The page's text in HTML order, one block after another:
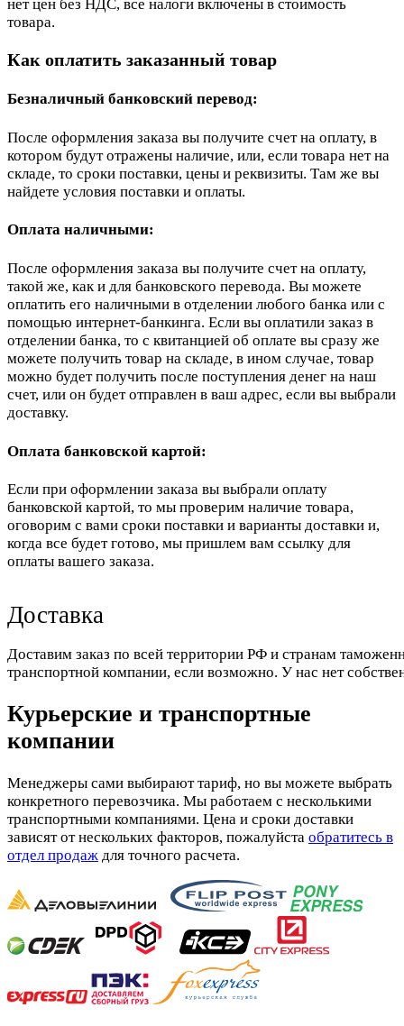
нет цен без НДС, все налоги включены в стоимость
товара.
Как оплатить заказанный товар
Безналичный банковский перевод:
После оформления заказа вы получите счет на оплату, в
котором будут отражены наличие, или, если товара нет на
складе, то сроки поставки, цены и реквизиты. Там же вы
найдете условия поставки и оплаты.
Оплата наличными:
После оформления заказа вы получите счет на оплату,
такой же, как и для банковского перевода. Вы можете
оплатить его наличными в отделении любого банка или с
помощью интернет-банкинга. Если вы оплатили заказ в
отделении банка, то с квитанцией об оплате вы сразу же
можете получить товар на складе, в ином случае, товар
можно будет получить после поступления денег на наш
счет, или он будет отправлен в ваш адрес, если вы выбрали
доставку.
Оплата банковской картой:
Если при оформлении заказа вы выбрали оплату
банковской картой, то мы проверим наличие товара,
оговорим с вами сроки поставки и варианты доставки и,
когда все будет готово, мы пришлем вам ссылку для
оплаты вашего заказа.
Доставка
Доставим заказ по всей территории РФ и странам
транспортной компании, если возможно. У нас нет
Курьерские и транспортные
компании
Менеджеры сами выбирают тариф, но вы можете выбрать
конкретного перевозчика. Мы работаем с несколькими
транспортными компаниями. Цена и сроки доставки
зависят от нескольких факторов, пожалуйста обратитесь в
отдел продаж для точного расчета.